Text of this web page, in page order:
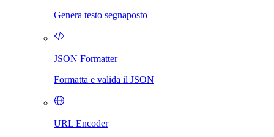
Genera testo segnaposto
JSON Formatter
Formatta e valida il JSON
URL Encoder